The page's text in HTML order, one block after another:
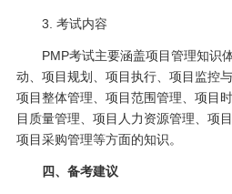
3. 考试内容
PMP考试主要涵盖项目管理知识
动、项目规划、项目执行、项目监控
项目整体管理、项目范围管理、项目
目质量管理、项目人力资源管理、项
项目采购管理等方面的知识。
四、备考建议